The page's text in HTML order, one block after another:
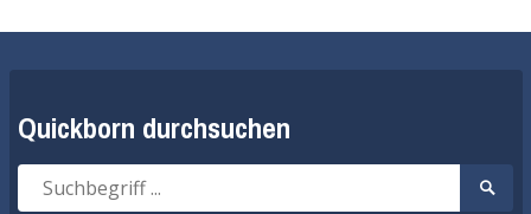
Quickborn durchsuchen
Suche
nach:
Suche